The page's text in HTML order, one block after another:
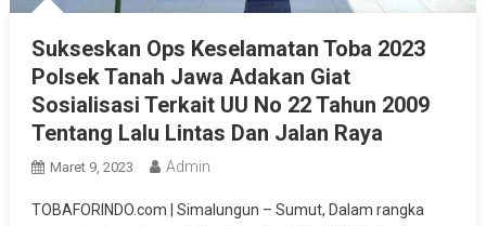
Sukseskan Ops Keselamatan Toba 2023
Polsek Tanah Jawa Adakan Giat
Sosialisasi Terkait UU No 22 Tahun 2009
Tentang Lalu Lintas Dan Jalan Raya
Maret 9, 2023 Admin
TOBAFORINDO.com | Simalungun – Sumut, Dalam rangka